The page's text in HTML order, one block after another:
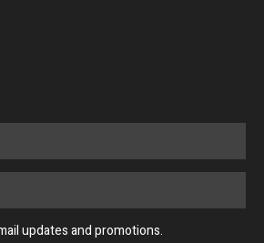
updates and promotions.